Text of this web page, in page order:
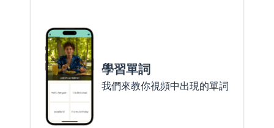
學習單詞
我們來教你視頻中出現的單詞